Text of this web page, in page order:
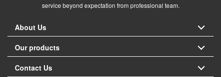
service beyond expectation from professional team.
About Us
Our products
Contact Us